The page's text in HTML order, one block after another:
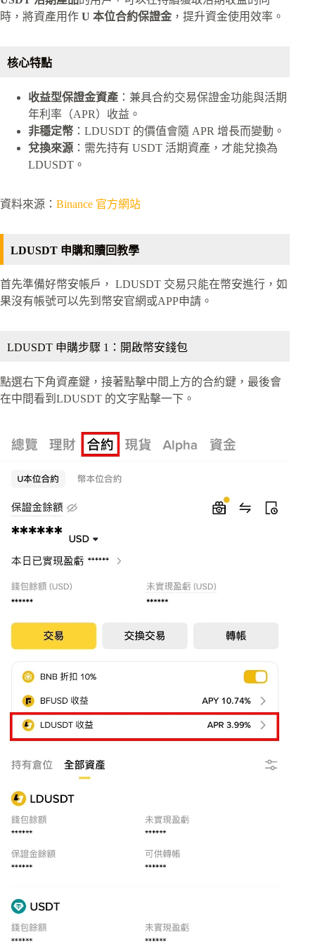
時，將資產用作 U 本位合約保證金 ，提升資金使用效率。
核心特點
收益型保證金資產 ：兼具合約交易保證金功能與活期
年利率（APR）收益。
非穩定幣 ：LDUSDT 的價值會隨 APR 增長而變動。
兌換來源 ：需先持有 USDT 活期資產，才能兌換為
LDUSDT。
資料來源： Binance 官方網站
LDUSDT 申購和贖回教學
首先準備好幣安帳戶， LDUSDT 交易只能在幣安進行，如
果沒有帳號可以先到幣安官網或APP申請。
LDUSDT 申購步驟 1：開啟幣安錢包
點選右下角資產鍵，接著點擊中間上方的合約鍵，最後會
在中間看到LDUSDT 的文字點擊一下。